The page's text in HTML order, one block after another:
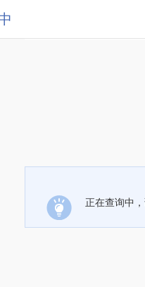
正在查询中